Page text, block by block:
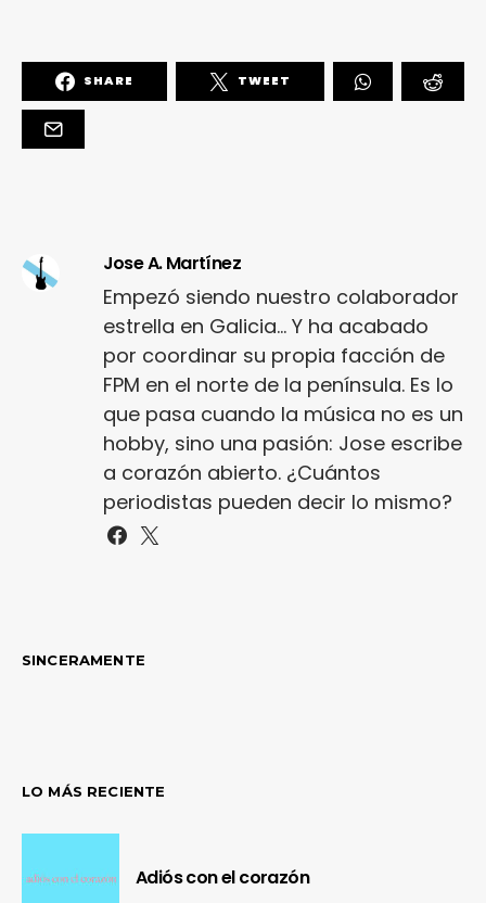
SHARE TWEET
Jose A. Martínez
Empezó siendo nuestro colaborador
estrella en Galicia... Y ha acabado
por coordinar su propia facción de
FPM en el norte de la península. Es lo
que pasa cuando la música no es un
hobby, sino una pasión: Jose escribe
a corazón abierto. ¿Cuántos
periodistas pueden decir lo mismo?
SINCERAMENTE
LO MÁS RECIENTE
Adiós con el corazón